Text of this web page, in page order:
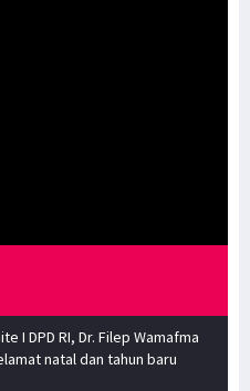
I DPD RI, Dr. Filep Wamafma
natal dan tahun baru